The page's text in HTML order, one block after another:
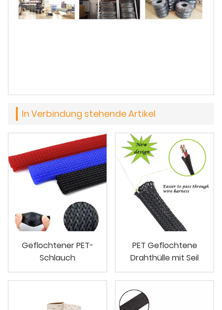
In Verbindung stehende Artikel
Geflochtener PET-
Schlauch
PET Geflochtene
Drahthülle mit Seil